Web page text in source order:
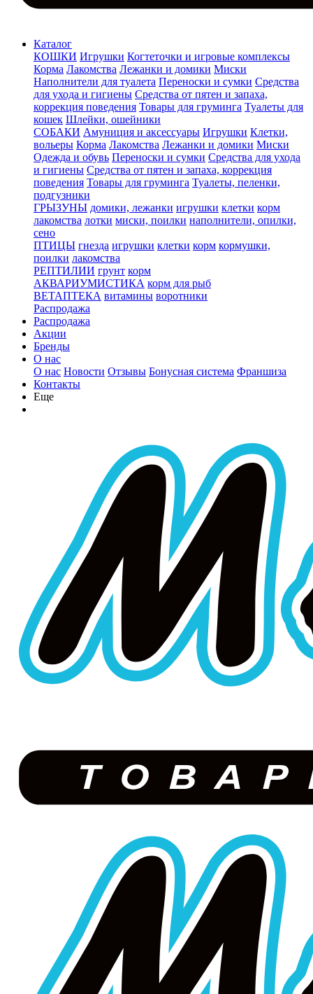
Каталог
КОШКИ Игрушки Когтеточки и игровые комплексы
Корма Лакомства Лежанки и домики Миски
Наполнители для туалета Переноски и сумки Средства
для ухода и гигиены Средства от пятен и запаха,
коррекция поведения Товары для груминга Туалеты для
кошек Шлейки, ошейники
СОБАКИ Амуниция и аксессуары Игрушки Клетки,
вольеры Корма Лакомства Лежанки и домики Миски
Одежда и обувь Переноски и сумки Средства для ухода
и гигиены Средства от пятен и запаха, коррекция
поведения Товары для груминга Туалеты, пеленки,
подгузники
ГРЫЗУНЫ домики, лежанки игрушки клетки корм
лакомства лотки миски, поилки наполнители, опилки,
сено
ПТИЦЫ гнезда игрушки клетки корм кормушки,
поилки лакомства
РЕПТИЛИИ грунт корм
АКВАРИУМИСТИКА корм для рыб
ВЕТАПТЕКА витамины воротники
Распродажа
Распродажа
Акции
Бренды
О нас
О нас Новости Отзывы Бонусная система Франшиза
Контакты
Еще